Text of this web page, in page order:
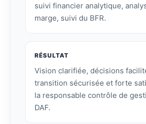
suivi financier analytique,
marge, suivi du BFR.
RÉSULTAT
Vision clarifiée, décisions
transition sécurisée et forte
la responsable contrôle de
DAF.